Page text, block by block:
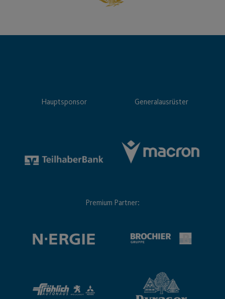
Hauptsponsor Generalausrüster
Premium Partner: